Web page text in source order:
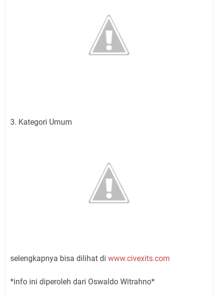
3. Kategori Umum
selengkapnya bisa dilihat di www.civexits.com
*info ini diperoleh dari Oswaldo Witrahno*